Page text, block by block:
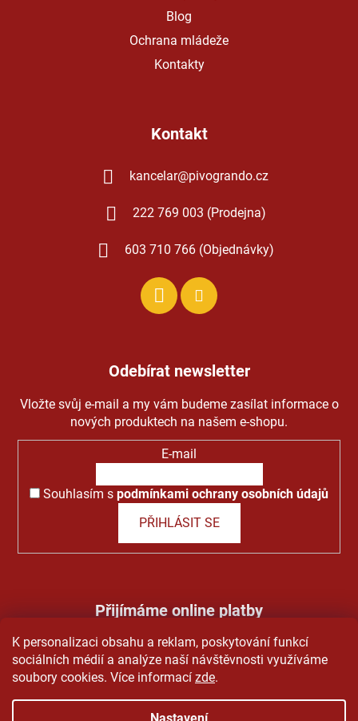
K personalizaci obsahu a reklam, poskytování funkcí
sociálních médií a analýze naší návštěvnosti využíváme
soubory cookies. Více informací zde.
Blog
Ochrana mládeže
Kontakty
Kontakt
kancelar@pivogrando.cz
222 769 003 (Prodejna)
603 710 766 (Objednávky)
Odebírat newsletter
Vložte svůj e-mail a my vám budeme zasílat informace o
nových produktech na našem e-shopu.
E-mail
Souhlasím s podmínkami ochrany osobních údajů
PŘIHLÁSIT SE
Přijímáme online platby